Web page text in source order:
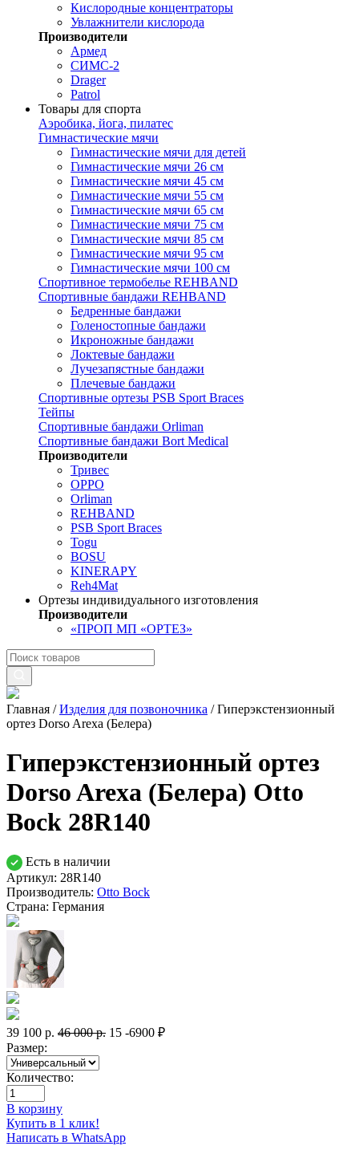
Кислородные концентраторы
Увлажнители кислорода
Производители
Армед
СИМС-2
Drager
Patrol
Товары для спорта
Аэробика, йога, пилатес
Гимнастические мячи
Гимнастические мячи для детей
Гимнастические мячи 26 см
Гимнастические мячи 45 см
Гимнастические мячи 55 см
Гимнастические мячи 65 см
Гимнастические мячи 75 см
Гимнастические мячи 85 см
Гимнастические мячи 95 см
Гимнастические мячи 100 см
Спортивное термобелье REHBAND
Спортивные бандажи REHBAND
Бедренные бандажи
Голеностопные бандажи
Икроножные бандажи
Локтевые бандажи
Лучезапястные бандажи
Плечевые бандажи
Спортивные ортезы PSB Sport Braces
Тейпы
Спортивные бандажи Orliman
Спортивные бандажи Bort Medical
Производители
Тривес
OPPO
Orliman
REHBAND
PSB Sport Braces
Togu
BOSU
KINERAPY
Reh4Mat
Ортезы индивидуального изготовления
Производители
«ПРОП МП «ОРТЕЗ»
Главная /Изделия для позвоночника /Гиперэкстензионный
ортез Dorso Arexa (Белера)
Гиперэкстензионный ортез
Dorso Arexa (Белера) Otto
Bock 28R140
Есть в наличии
Артикул: 28R140
Производитель: Otto Bock
Страна: Германия
39 100 р. 46 000р. 15 -6900 ₽
Размер:
Количество:
В корзину
Купить в 1 клик!
Написать в WhatsApp